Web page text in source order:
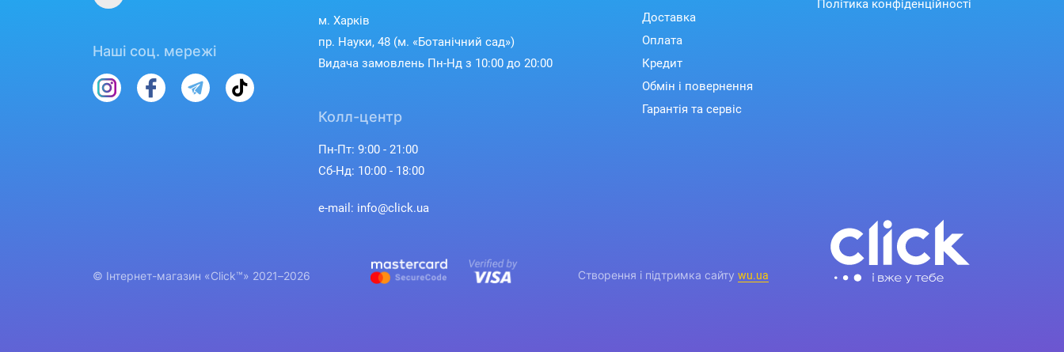
Наші соц. мережі
м. Харків
пр. Науки, 48 (м. «Ботанічний сад»)
Видача замовлень Пн-Нд з 10:00 до 20:00
Колл-центр
Пн-Пт: 9:00 - 21:00
Сб-Нд: 10:00 - 18:00
e-mail: info@click.ua
Доставка
Оплата
Кредит
Обмін і повернення
Гарантія та сервіс
Політика конфіденційності
© Інтернет-магазин «Click™» 2021–2026 Створення і підтримка сайтуwu.ua